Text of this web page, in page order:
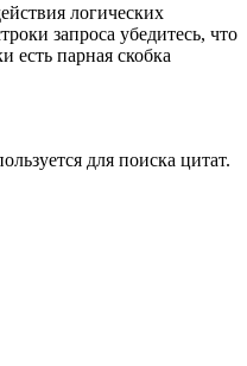
логических
запроса убедитесь, что
есть парная скобка
для поиска цитат.